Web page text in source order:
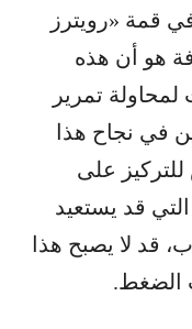
قمة «رويترز
هو أن هذه
لمحاولة تمرير
في نجاح هذا
على
التجديد النصفي 2026، التي قد يستعيد
قد لا يصبح هذا
الضغط.